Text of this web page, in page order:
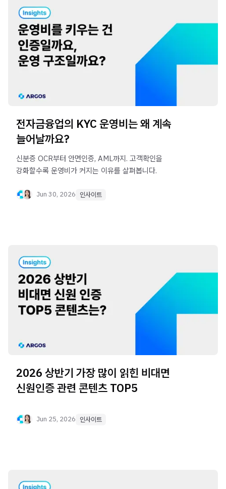
전자금융업의 KYC 운영비는 왜 계속
늘어날까요?
신분증 OCR부터 안면인증, AML까지. 고객확인을
강화할수록 운영비가 커지는 이유를 살펴봅니다.
Jun 30, 2026 인사이트
2026 상반기 가장 많이 읽힌 비대면
신원인증 관련 콘텐츠 TOP5
Jun 25, 2026 인사이트